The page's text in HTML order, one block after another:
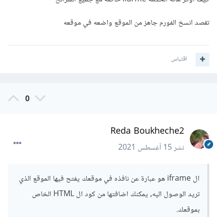
تقصد انسخ الفورم جاهز من الموقع واضعه في موقعه
اقتباس
0
Reda Boukheche2
نشر15 أغسطس 2021
ال iframe هو عبارة عن نافذه في موقعك يفتح فيها الموقع الذي
تريد الوصول اليه, يمكنك اضافتها من كود ال HTML الخاص
بموقعك.